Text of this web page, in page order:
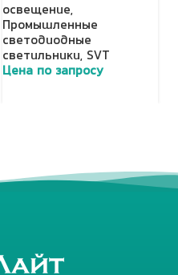
освещение,
Промышленные
светодиодные
светильники, SVT
Цена по запросу